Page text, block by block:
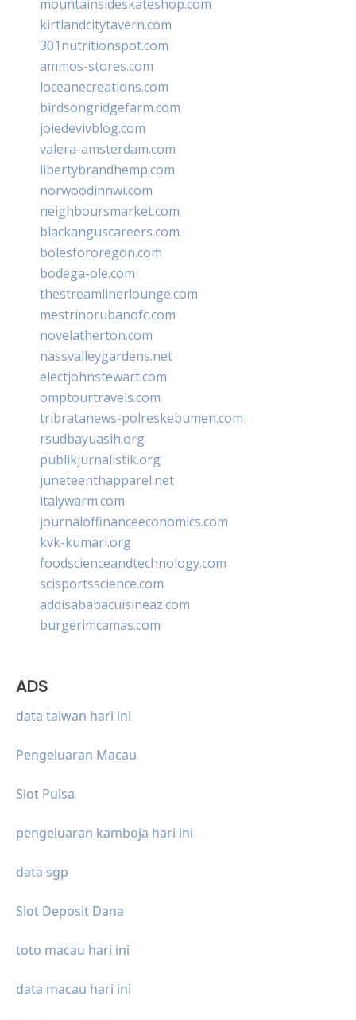
mountainsideskateshop.com
kirtlandcitytavern.com
301nutritionspot.com
ammos-stores.com
loceanecreations.com
birdsongridgefarm.com
joiedevivblog.com
valera-amsterdam.com
libertybrandhemp.com
norwoodinnwi.com
neighboursmarket.com
blackanguscareers.com
bolesfororegon.com
bodega-ole.com
thestreamlinerlounge.com
mestrinorubanofc.com
novelatherton.com
nassvalleygardens.net
electjohnstewart.com
omptourtravels.com
tribratanews-polreskebumen.com
rsudbayuasih.org
publikjurnalistik.org
juneteenthapparel.net
italywarm.com
journaloffinanceeconomics.com
kvk-kumari.org
foodscienceandtechnology.com
scisportsscience.com
addisababacuisineaz.com
burgerimcamas.com
ADS
data taiwan hari ini
Pengeluaran Macau
Slot Pulsa
pengeluaran kamboja hari ini
data sgp
Slot Deposit Dana
toto macau hari ini
data macau hari ini